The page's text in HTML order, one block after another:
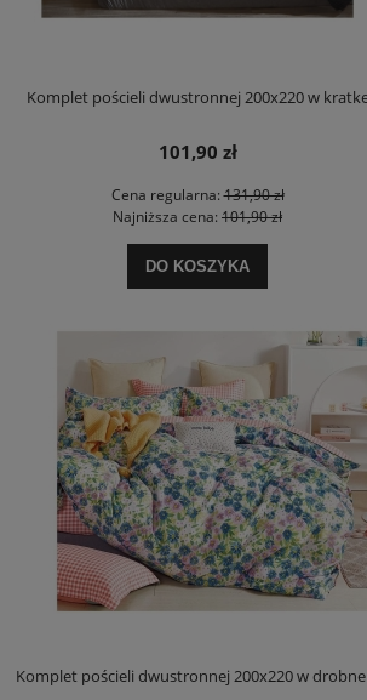
Komplet pościeli dwustronnej 200x220 w
101,90 zł
Cena regularna:131,90 zł
Najniższa cena: 101,90 zł
DO KOSZYKA
Komplet pościeli dwustronnej 200x220 w